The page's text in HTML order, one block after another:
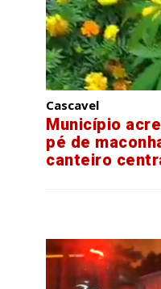
Cascavel
Município
pé de
canteiro